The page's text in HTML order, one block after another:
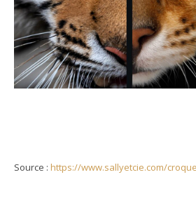
Source : https://www.sallyetcie.com/